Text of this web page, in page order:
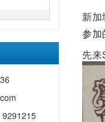
9291215
新加
参加
先